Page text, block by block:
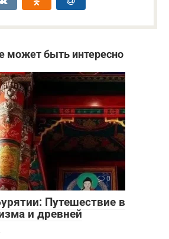
может быть интересно
0
Путешествие в
и древней